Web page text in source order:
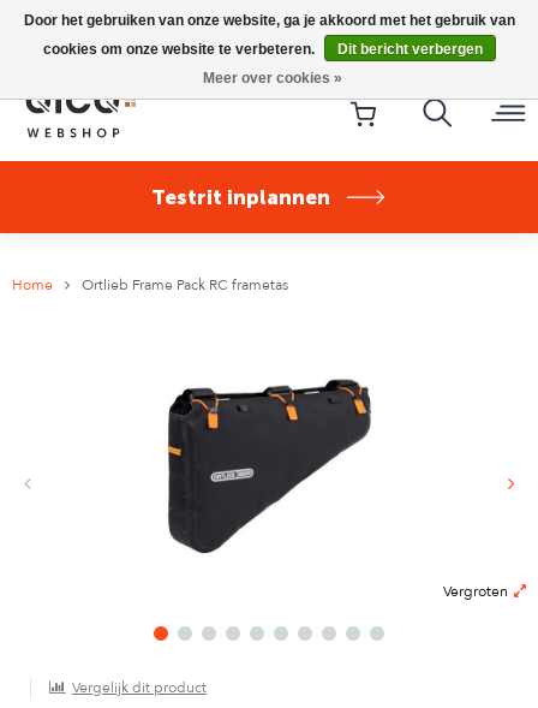
Riese & Müller Nevo5 Silent Core nu direct uit voorraad
leverbaar!
Testrit inplannen
Home Ortlieb Frame Pack RC frametas
Vergroten
Vergelijk dit product
Door het gebruiken van onze website, ga je akkoord met het gebruik van
cookies om onze website te verbeteren.
Dit bericht verbergen
Meer over cookies »